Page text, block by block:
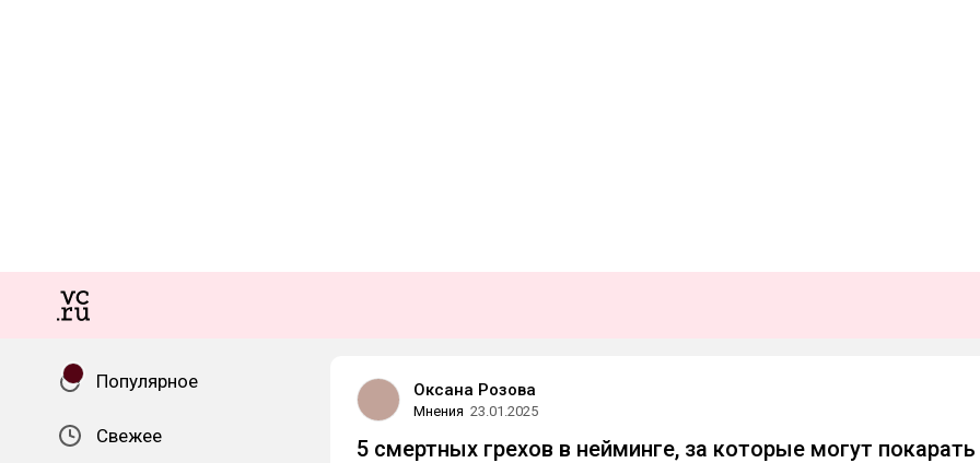
Популярное
Свежее
Оксана Розова
Мнения 23.01.2025
5 смертных грехов в нейминге, за которые могут покарать